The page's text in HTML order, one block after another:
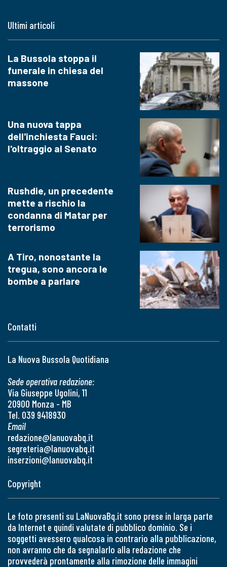
Contatti
La Nuova Bussola Quotidiana
Sede operativa redazione:
Via Giuseppe Ugolini, 11
20900 Monza - MB
Tel. 039 9418930
Email
redazione@lanuovabq.it
segreteria@lanuovabq.it
inserzioni@lanuovabq.it
Ultimi articoli
La Bussola stoppa il
funerale in chiesa del
massone
Una nuova tappa
dell'inchiesta Fauci:
l'oltraggio al Senato
Rushdie, un precedente
mette a rischio la
condanna di Matar per
terrorismo
A Tiro, nonostante la
tregua, sono ancora le
bombe a parlare
Copyright
Le foto presenti su LaNuovaBq.it sono prese in larga parte
da Internet e quindi valutate di pubblico dominio. Se i
soggetti avessero qualcosa in contrario alla pubblicazione,
non avranno che da segnalarlo alla redazione che
provvederà prontamente alla rimozione delle immagini